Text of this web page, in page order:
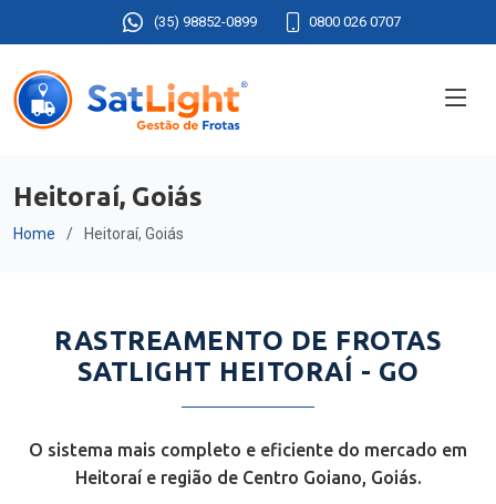
(35) 98852-0899 0800 026 0707
Heitoraí, Goiás
Home Heitoraí, Goiás
RASTREAMENTO DE FROTAS
SATLIGHT HEITORAÍ - GO
O sistema mais completo e eficiente do mercado em
Heitoraí e região de Centro Goiano, Goiás.